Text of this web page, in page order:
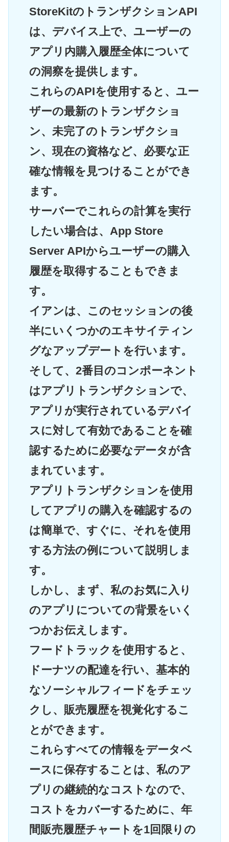
StoreKitのトランザクションAPI
は、デバイス上で、ユーザーの
アプリ内購入履歴全体について
の洞察を提供します。
これらのAPIを使用すると、ユー
ザーの最新のトランザクショ
ン、未完了のトランザクショ
ン、現在の資格など、必要な正
確な情報を見つけることができ
ます。
サーバーでこれらの計算を実行
したい場合は、App Store
Server APIからユーザーの購入
履歴を取得することもできま
す。
イアンは、このセッションの後
半にいくつかのエキサイティン
グなアップデートを行います。
そして、2番目のコンポーネント
はアプリトランザクションで、
アプリが実行されているデバイ
スに対して有効であることを確
認するために必要なデータが含
まれています。
アプリトランザクションを使用
してアプリの購入を確認するの
は簡単で、すぐに、それを使用
する方法の例について説明しま
す。
しかし、まず、私のお気に入り
のアプリについての背景をいく
つかお伝えします。
フードトラックを使用すると、
ドーナツの配達を行い、基本的
なソーシャルフィードをチェッ
クし、販売履歴を視覚化するこ
とができます。
これらすべての情報をデータベ
ースに保存することは、私のア
プリの継続的なコストなので、
コストをカバーするために、年
間販売履歴チャートを1回限りの